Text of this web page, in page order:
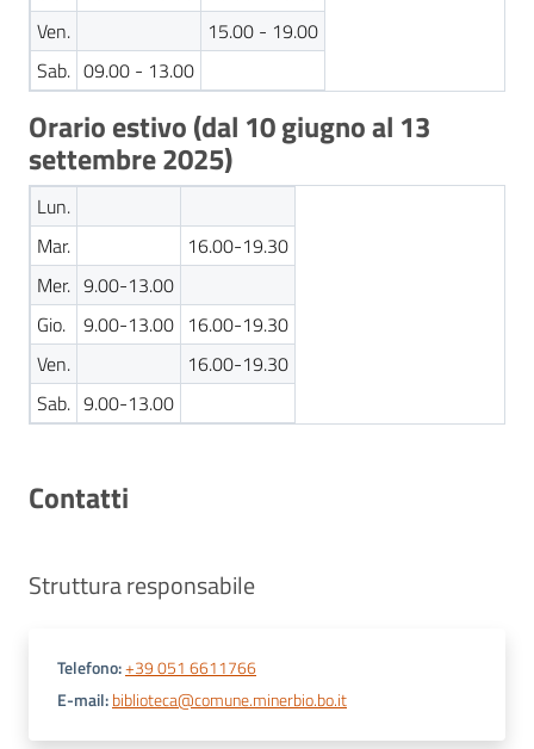
Ven.
15.00 - 19.00
Sab. 09.00 - 13.00
Orario estivo (dal 10 giugno al 13
settembre 2025)
Lun.
Mar.
16.00-19.30
Mer. 9.00-13.00
Gio.
9.00-13.00 16.00-19.30
Ven.
16.00-19.30
Sab. 9.00-13.00
Contatti
Struttura responsabile
Telefono:+39 051 6611766
E-mail:biblioteca@comune.minerbio.bo.it